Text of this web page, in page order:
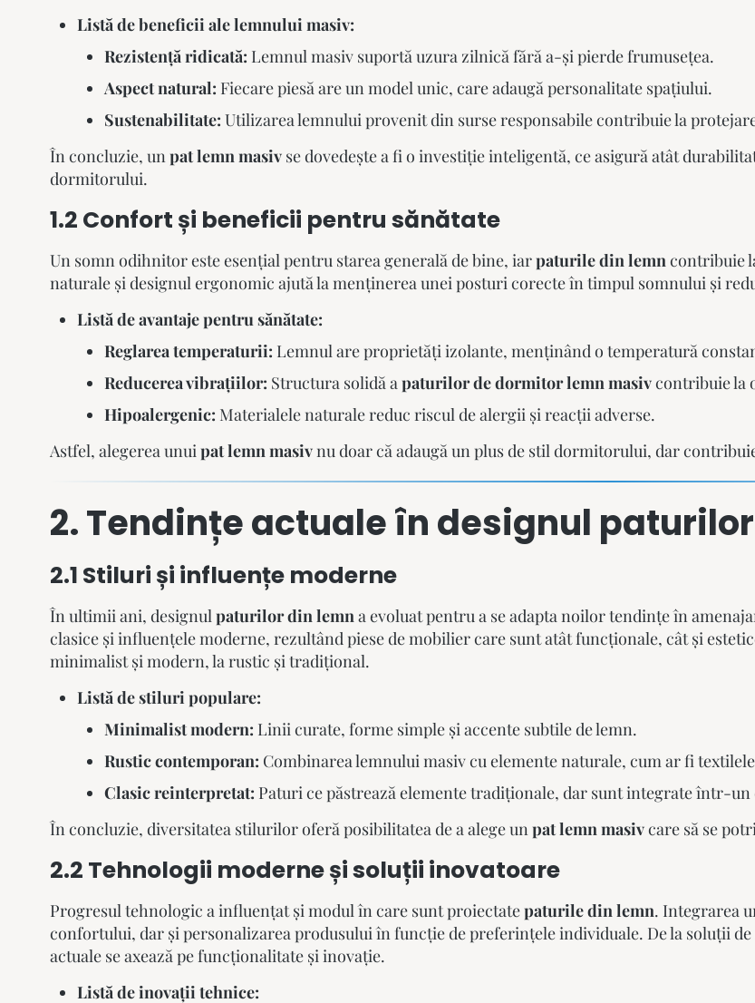
Listă de beneficii ale lemnului masiv:
Rezistență ridicată: Lemnul masiv suportă uzura zilnică fără a-și pierde frumusețea.
Aspect natural: Fiecare piesă are un model unic, care adaugă personalitate spațiului.
Sustenabilitate: Utilizarea lemnului provenit din surse responsabile contribuie la
În concluzie, un pat lemn masivse dovedește a fi o investiție inteligentă, ce asigură atât
dormitorului.
1.2 Confort și beneficii pentru sănătate
Un somn odihnitor este esențial pentru starea generală de bine, iarpaturile din lemn contribuie
naturale și designul ergonomic ajută la menținerea unei posturi corecte în timpul somnului și
Listă de avantaje pentru sănătate:
Reglarea temperaturii: Lemnul are proprietăți izolante, menținând o temperatură
Reducerea vibrațiilor: Structura solidă a paturilor de dormitor lemn masivcontribuie la
Hipoalergenic: Materialele naturale reduc riscul de alergii și reacții adverse.
Astfel, alegerea unui pat lemn masivnu doar că adaugă un plus de stil dormitorului, dar
2. Tendințe actuale în designul
2.1 Stiluri și influențe moderne
În ultimii ani, designul paturilor din lemn a evoluat pentru a se adapta noilor tendințe în
clasice și influențele moderne, rezultând piese de mobilier care sunt atât funcționale, cât și
minimalist și modern, la rustic și tradițional.
Listă de stiluri populare:
Minimalist modern: Linii curate, forme simple și accente subtile de lemn.
Rustic contemporan: Combinarea lemnului masiv cu elemente naturale, cum ar fi
Clasic reinterpretat: Paturi ce păstrează elemente tradiționale, dar sunt integrate într-un
În concluzie, diversitatea stilurilor oferă posibilitatea de a alege un pat lemn masivcare să se
2.2 Tehnologii moderne și soluții inovatoare
Progresul tehnologic a influențat și modul în care sunt proiectatepaturile din lemn. Integrarea
confortului, dar și personalizarea produsului în funcție de preferințele individuale. De la soluții
actuale se axează pe funcționalitate și inovație.
Listă de inovații tehnice: